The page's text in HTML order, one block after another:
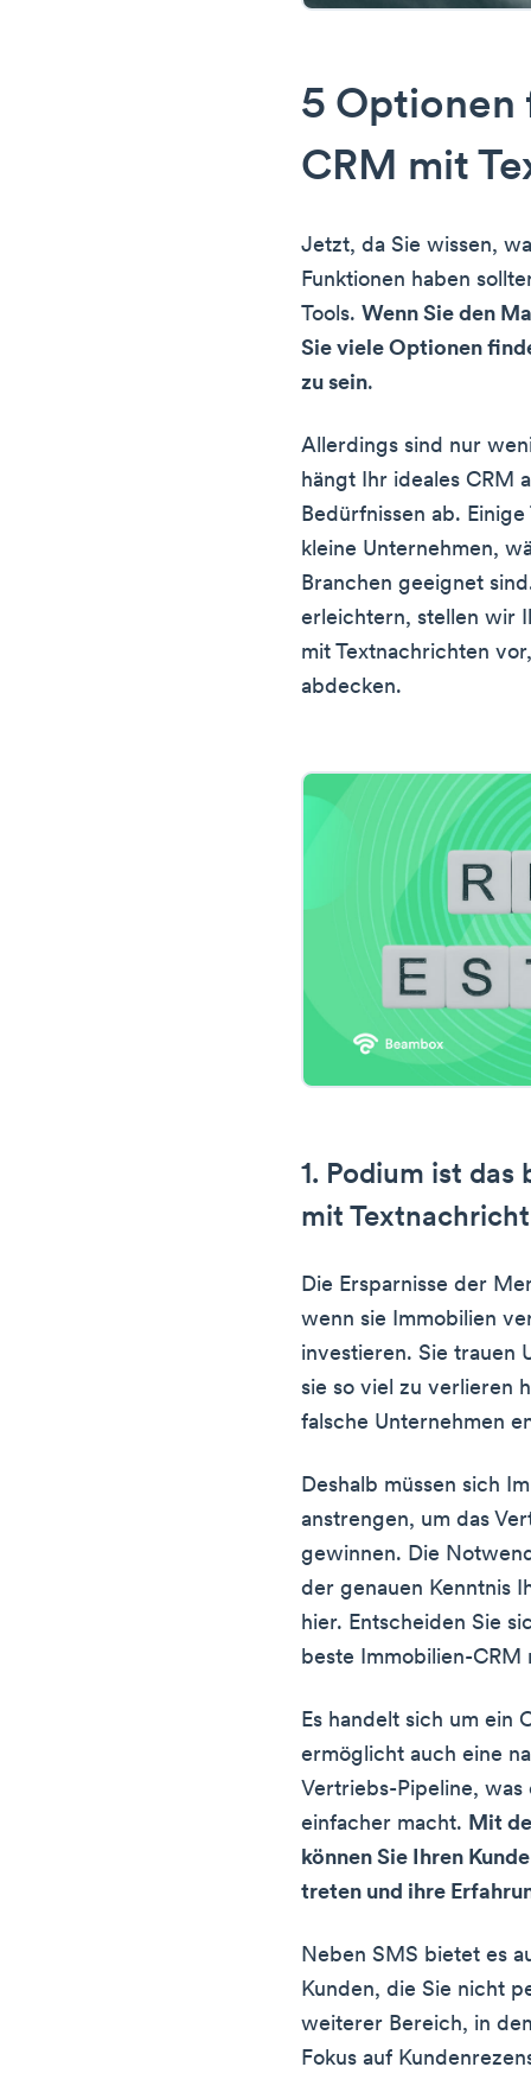
5 Optionen
CRM mit
Jetzt, da Sie wissen,
Funktionen haben
Tools. Wenn Sie den
Sie viele Optionen
zu sein.
Allerdings sind nur
hängt Ihr ideales CRM
Bedürfnissen ab.
kleine Unternehmen,
Branchen geeignet
erleichtern, stellen wir
mit Textnachrichten
abdecken.
1. Podium ist
mit
Die Ersparnisse der
wenn sie Immobilien
investieren. Sie trauen
sie so viel zu verlieren
falsche Unternehmen
Deshalb müssen sich
anstrengen, um das
gewinnen. Die
der genauen Kenntnis
hier. Entscheiden Sie
beste Immobilien-CRM
Es handelt sich um ein
ermöglicht auch eine
Vertriebs-Pipeline, was
einfacher macht. Mit
können Sie Ihren
treten und ihre
Neben SMS bietet es
Kunden, die Sie nicht
weiterer Bereich, in
Fokus auf